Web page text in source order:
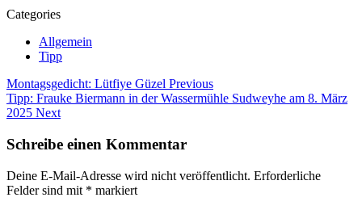
Categories
Allgemein
Tipp
Tags
Adriana
Anke
Ateliergemeinschaft
Ausstellung
Barbara
Beitragsnavigation
Montagsgedicht: Lütfiye Güzel Previous
Tipp: Frauke Biermann in der Wassermühle Sudweyhe am 8. März
2025 Next
Schreibe einen Kommentar
Deine E-Mail-Adresse wird nicht veröffentlicht. Erforderliche
Felder sind mit * markiert